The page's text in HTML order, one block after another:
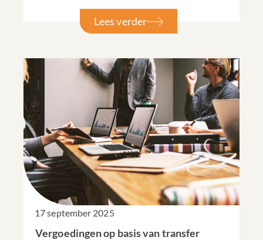
Lees verder
17 september 2025
Vergoedingen op basis van transfer